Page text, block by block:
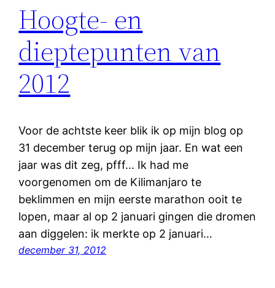
Hoogte- en
dieptepunten van
2012
Voor de achtste keer blik ik op mijn blog op
31 december terug op mijn jaar. En wat een
jaar was dit zeg, pfff… Ik had me
voorgenomen om de Kilimanjaro te
beklimmen en mijn eerste marathon ooit te
lopen, maar al op 2 januari gingen die dromen
aan diggelen: ik merkte op 2 januari…
december 31, 2012